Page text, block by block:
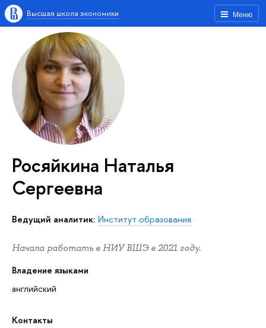
Меню
Высшая школа экономики
Росяйкина Наталья
Сергеевна
Ведущий аналитик: Институт образования
Начала работать в НИУ ВШЭ в 2021 году.
Владение языками
английский
Контакты